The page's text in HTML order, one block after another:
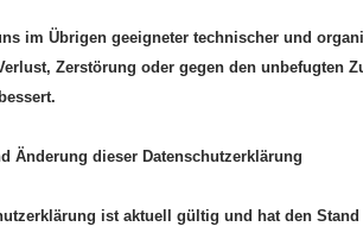
im Übrigen geeigneter technischer und
Zerstörung oder gegen den unbefugten
Änderung dieser Datenschutzerklärung
ist aktuell gültig und hat den Stand